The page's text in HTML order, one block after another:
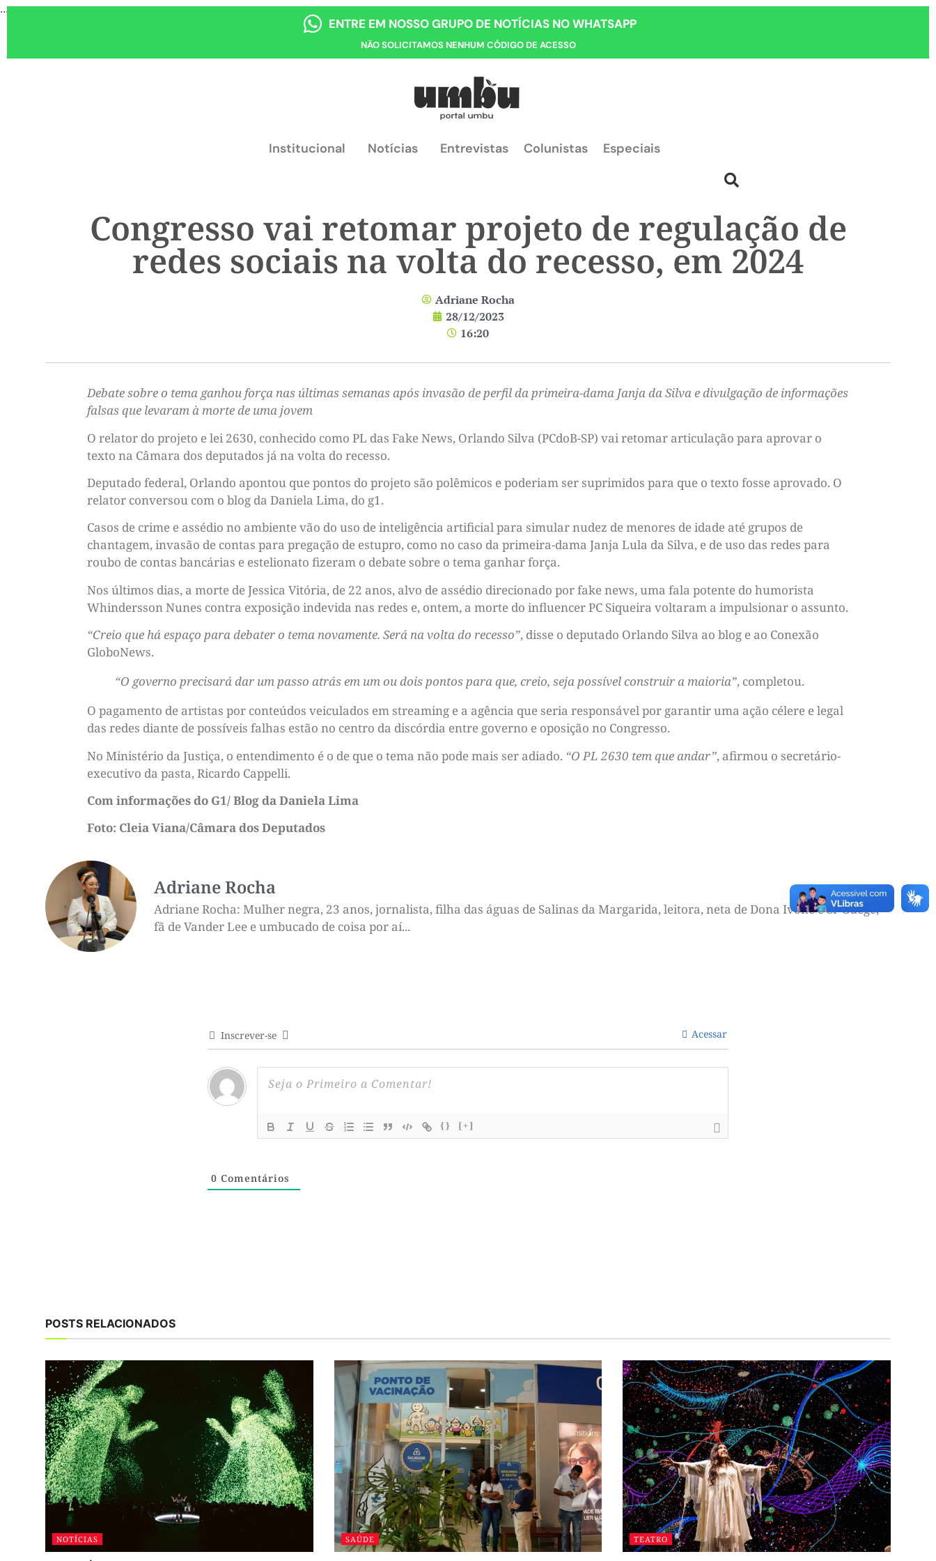
...
ENTRE EM NOSSO GRUPO DE NOTÍCIAS NO WHATSAPP
NÃO SOLICITAMOS NENHUM CÓDIGO DE ACESSO
Institucional Notícias Entrevistas Colunistas Especiais
Congresso vai retomar projeto de regulação de
redes sociais na volta do recesso, em 2024
Adriane Rocha
28/12/2023
16:20
Debate sobre o tema ganhou força nas últimas semanas após invasão de perfil da primeira-dama Janja da Silva e divulgação de informações
falsas que levaram à morte de uma jovem
O relator do projeto e lei 2630, conhecido como PL das Fake News, Orlando Silva (PCdoB-SP) vai retomar articulação para aprovar o
texto na Câmara dos deputados já na volta do recesso.
Deputado federal, Orlando apontou que pontos do projeto são polêmicos e poderiam ser suprimidos para que o texto fosse aprovado. O
relator conversou com o blog da Daniela Lima, do g1.
Casos de crime e assédio no ambiente vão do uso de inteligência artificial para simular nudez de menores de idade até grupos de
chantagem, invasão de contas para pregação de estupro, como no caso da primeira-dama Janja Lula da Silva, e de uso das redes para
roubo de contas bancárias e estelionato fizeram o debate sobre o tema ganhar força.
Nos últimos dias, a morte de Jessica Vitória, de 22 anos, alvo de assédio direcionado por fake news, uma fala potente do humorista
Whindersson Nunes contra exposição indevida nas redes e, ontem, a morte do influencer PC Siqueira voltaram a impulsionar o assunto.
“Creio que há espaço para debater o tema novamente. Será na volta do recesso”, disse o deputado Orlando Silva ao blog e ao Conexão
GloboNews.
“O governo precisará dar um passo atrás em um ou dois pontos para que, creio, seja possível construir a maioria”, completou.
O pagamento de artistas por conteúdos veiculados em streaming e a agência que seria responsável por garantir uma ação célere e legal
das redes diante de possíveis falhas estão no centro da discórdia entre governo e oposição no Congresso.
No Ministério da Justiça, o entendimento é o de que o tema não pode mais ser adiado. “O PL 2630 tem que andar”, afirmou o secretário-
executivo da pasta, Ricardo Cappelli.
Com informações do G1/ Blog da Daniela Lima
Foto: Cleia Viana/Câmara dos Deputados
Adriane Rocha
Adriane Rocha: Mulher negra, 23 anos, jornalista, filha das águas de Salinas da Margarida, leitora, neta de Dona Ivone e Sr Guegé,
fã de Vander Lee e umbucado de coisa por aí...
Inscrever-se Acessar
{} [+]
0 Comentários
POSTS RELACIONADOS
NOTÍCIAS SAÚDE TEATRO